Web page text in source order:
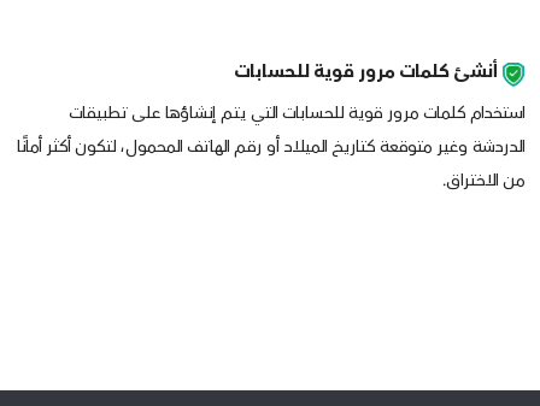
أنشئ كلمات مرور قوية للحسابات
استخدام كلمات مرور قوية للحسابات التي يتم إنشاؤها على تطبيقات
الدردشة وغير متوقعة كتاريخ الميلاد أو رقم الهاتف المحمول، لتكون أكثر أمانًا
من الاختراق.